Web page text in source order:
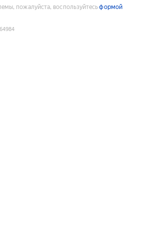
пожалуйста, воспользуйтесьформой